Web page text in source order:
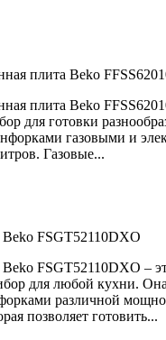
плита Beko
плита Beko
для готовки
газовыми и
Газовые...
Beko FSGT52110DXO
Beko FSGT52110DXO –
для любой кухни.
различной
позволяет готовить...